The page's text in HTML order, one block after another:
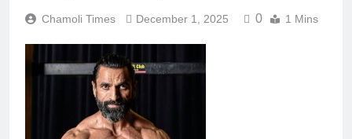
Chamoli Times December 1, 2025 0 1 Mins